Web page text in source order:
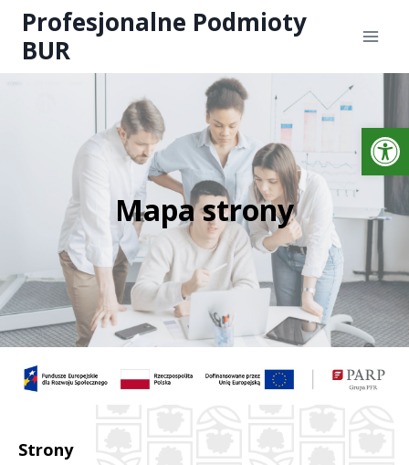
Profesjonalne Podmioty
BUR
Mapa strony
Strony